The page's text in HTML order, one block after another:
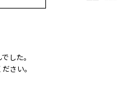
した。
さい。